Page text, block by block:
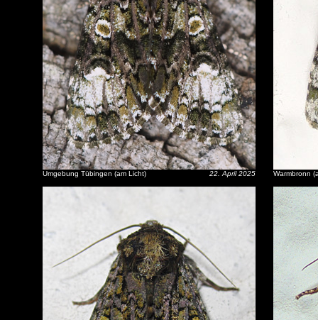
Umgebung Tübingen (am Licht) 22. April 2025 Warmbronn